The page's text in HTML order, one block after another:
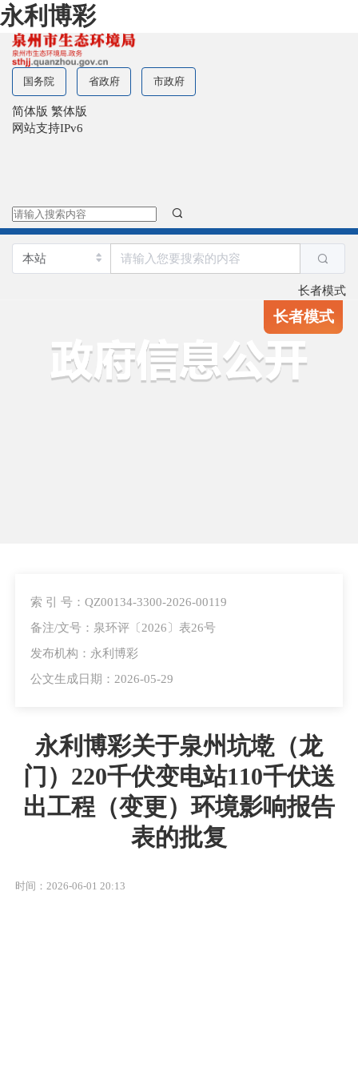
永利博彩
国务院 省政府 市政府
简体版 繁体版
网站支持IPv6
长者模式
长者模式
索 引 号：QZ00134-3300-2026-00119
备注/文号：泉环评〔2026〕表26号
发布机构：永利博彩
公文生成日期：2026-05-29
永利博彩关于泉州坑墘（龙
门）220千伏变电站110千伏送
出工程（变更）环境影响报告
表的批复
时间：2026-06-01 20:13